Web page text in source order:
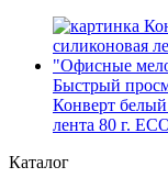
Быстрый
Конверт
лента 80 г.
Каталог